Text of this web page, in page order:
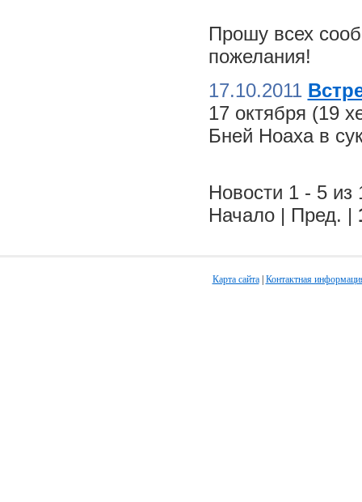
Прошу всех
пожелания!
17.10.2011
17 октября (19
Бней Ноаха в
Новости 1 - 5 из
Начало | Пред. |
Карта сайта| Контактная